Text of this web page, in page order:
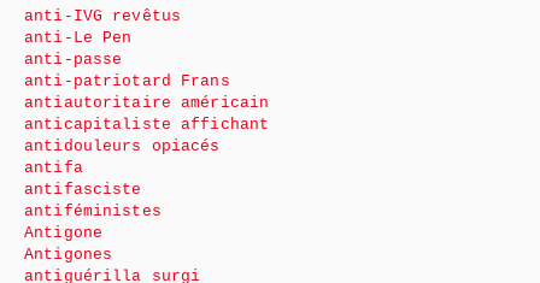
anti-IVG revêtus
anti-Le Pen
anti-passe
anti-patriotard Frans
antiautoritaire américain
anticapitaliste affichant
antidouleurs opiacés
antifa
antifasciste
antiféministes
Antigone
Antigones
antiguérilla surgi